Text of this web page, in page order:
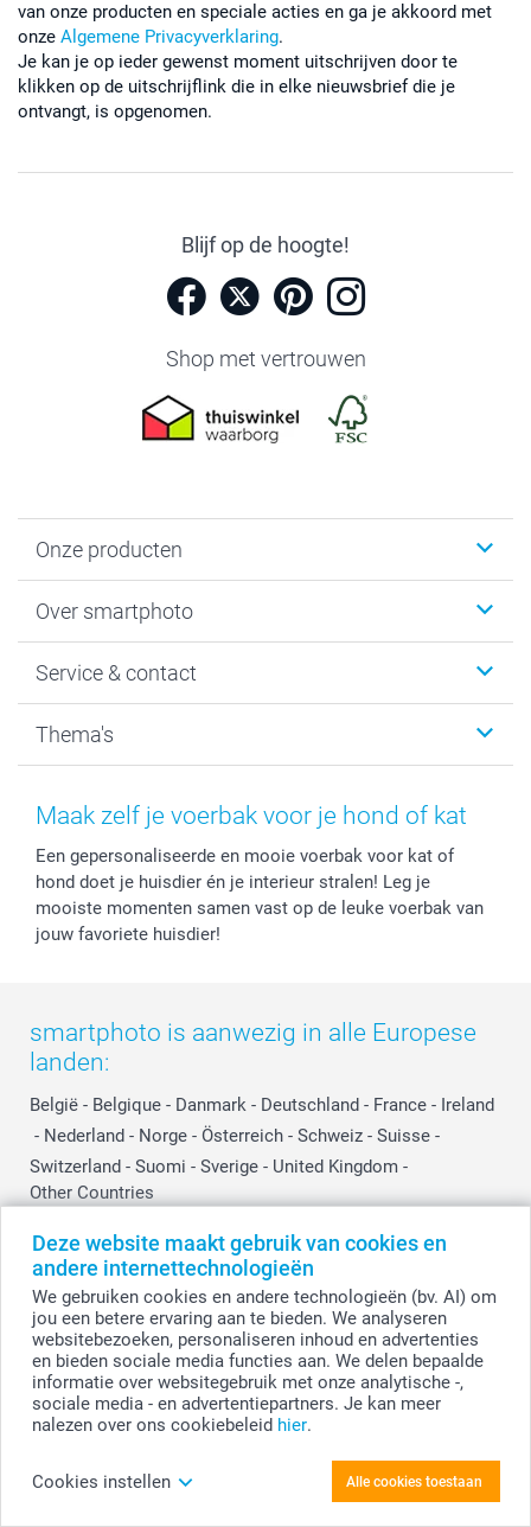
Deze website maakt gebruik van cookies en
andere internettechnologieën
We gebruiken cookies en andere technologieën (bv. AI) om
jou een betere ervaring aan te bieden. We analyseren
websitebezoeken, personaliseren inhoud en advertenties
en bieden sociale media functies aan. We delen bepaalde
informatie over websitegebruik met onze analytische -,
sociale media - en advertentiepartners. Je kan meer
nalezen over ons cookiebeleid hier.
Cookies instellen Alle cookies toestaan
van onze producten en speciale acties en ga je akkoord met
onze Algemene Privacyverklaring.
Je kan je op ieder gewenst moment uitschrijven door te
klikken op de uitschrijflink die in elke nieuwsbrief die je
ontvangt, is opgenomen.
Blijf op de hoogte!
Shop met vertrouwen
Onze producten
Fotoboeken
Fotocadeaus
Kaarten
Over smartphoto
Vacatures
Bestelproces
Herroepingsrecht
Cookiebeleid
Reviews
Prijslijst
Service & contact
Tevredenheidsgarantie
Mijn orderstatus
smartfriends
service@smartphoto.nl
Affiliate partnerprogramma
Thema's
Baby
Vaderdag
Huwelijk
Maak zelf je voerbak voor je hond of kat
Een gepersonaliseerde en mooie voerbak voor kat of
hond doet je huisdier én je interieur stralen! Leg je
mooiste momenten samen vast op de leuke voerbak van
jouw favoriete huisdier!
smartphoto is aanwezig in alle Europese
landen:
België - Belgique - Danmark - Deutschland - France - Ireland
- Nederland - Norge - Österreich - Schweiz - Suisse -
Switzerland - Suomi - Sverige - United Kingdom -
Other Countries
© smartphoto group. Alle rechten voorbehouden.Disclaimer
Alle prijzen zijn in EURO (€) inclusief BTW en exclusief verzendkosten.